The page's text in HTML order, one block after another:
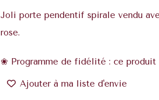
Joli porte pendentif spirale vendu
rose.
❀ Programme de fidélité : ce produit
Ajouter à ma liste d'envie